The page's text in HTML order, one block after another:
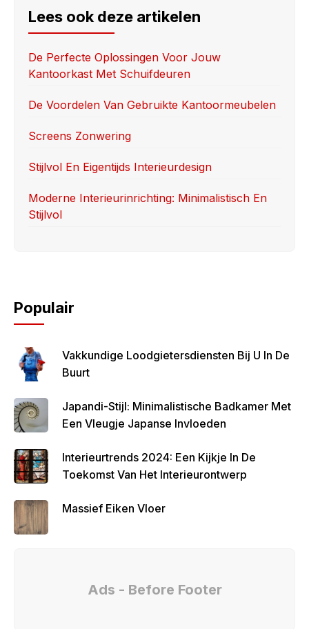
e
b
o
o
k
o
d
o
n
e
Lees ook deze artikelen
De Perfecte Oplossingen Voor Jouw
Kantoorkast Met Schuifdeuren
De Voordelen Van Gebruikte Kantoormeubelen
Screens Zonwering
Stijlvol En Eigentijds Interieurdesign
Moderne Interieurinrichting: Minimalistisch En
Stijlvol
Populair
Vakkundige Loodgietersdiensten Bij U In De
Buurt
Japandi-Stijl: Minimalistische Badkamer Met
Een Vleugje Japanse Invloeden
Interieurtrends 2024: Een Kijkje In De
Toekomst Van Het Interieurontwerp
Massief Eiken Vloer
Ads - Before Footer